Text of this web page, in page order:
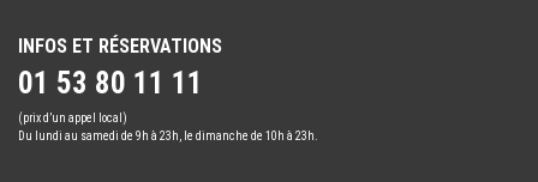
INFOS ET RÉSERVATIONS
01 53 80 11 11
(prix d’un appel local)
Du lundi au samedi de 9h à 23h, le dimanche de 10h à 23h.